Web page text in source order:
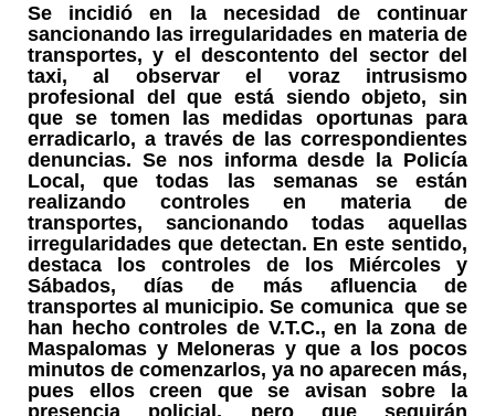
Se incidió en la necesidad de continuar
sancionando las irregularidades en materia de
transportes, y el descontento del sector del
taxi, al observar el voraz intrusismo
profesional del que está siendo objeto, sin
que se tomen las medidas oportunas para
erradicarlo, a través de las correspondientes
denuncias. Se nos informa desde la Policía
Local, que todas las semanas se están
realizando controles en materia de
transportes, sancionando todas aquellas
irregularidades que detectan. En este sentido,
destaca los controles de los Miércoles y
Sábados, días de más afluencia de
transportes al municipio. Se comunica que se
han hecho controles de V.T.C., en la zona de
Maspalomas y Meloneras y que a los pocos
minutos de comenzarlos, ya no aparecen más,
pues ellos creen que se avisan sobre la
presencia policial, pero que seguirán